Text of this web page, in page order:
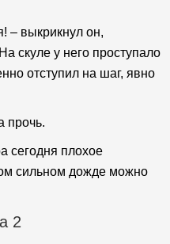
– выкрикнул он,
скуле у него проступало
отступил на шаг, явно
прочь.
сегодня плохое
сильном дожде можно
2